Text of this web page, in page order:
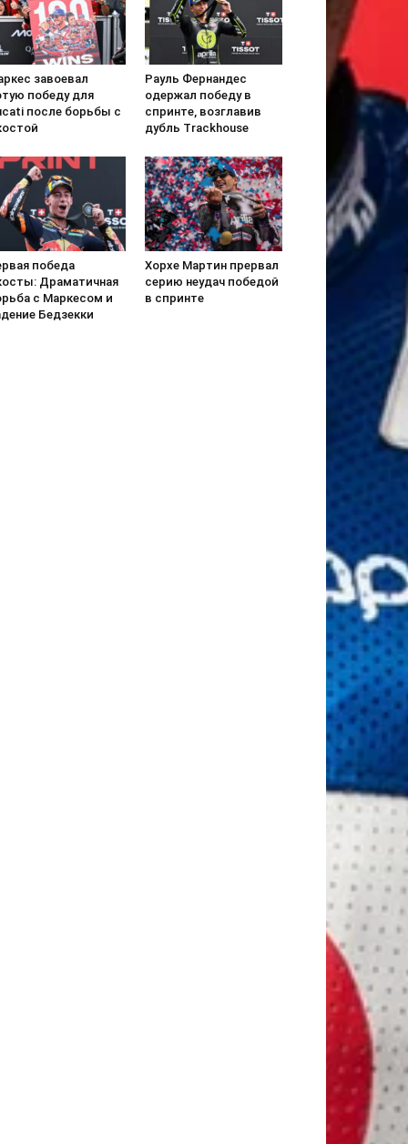
завоевал
победу для
после борьбы с
Рауль Фернандес
одержал победу в
спринте, возглавив
дубль Trackhouse
победа
Драматичная
с Маркесом и
Бедзекки
Хорхе Мартин прервал
серию неудач победой
в спринте